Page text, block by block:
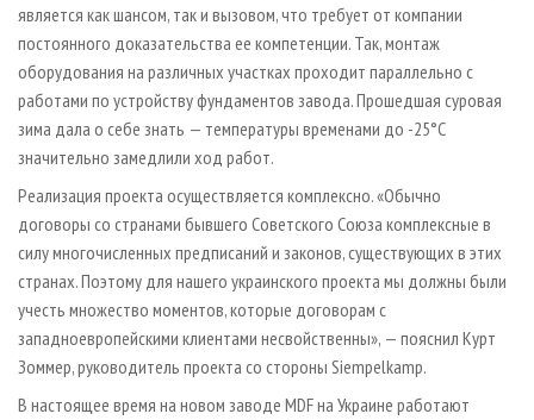
является как шансом, так и вызовом, что требует от компании
постоянного доказательства ее компетенции. Так, монтаж
оборудования на различных участках проходит параллельно с
работами по устройству фундаментов завода. Прошедшая суровая
зима дала о себе знать — температуры временами до -25°C
значительно замедлили ход работ.
Реализация проекта осуществляется комплексно. «Обычно
договоры со странами бывшего Советского Союза комплексные в
силу многочисленных предписаний и законов, существующих в этих
странах. Поэтому для нашего украинского проекта мы должны были
учесть множество моментов, которые договорам с
западноевропейскими клиентами несвойственны», — пояснил Курт
Зоммер, руководитель проекта со стороны Siempelkamp.
В настоящее время на новом заводе MDF на Украине работают